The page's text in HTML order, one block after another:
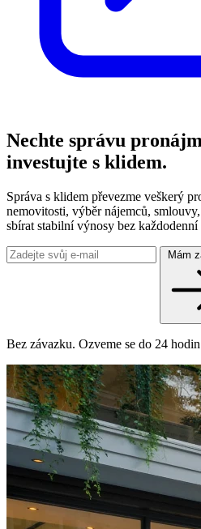
Nechte správu
investujte s klidem.
Správa s klidem převezme veškerý
nemovitosti, výběr nájemců,
sbírat stabilní výnosy bez každodenní
Mám
Bez závazku. Ozveme se do 24